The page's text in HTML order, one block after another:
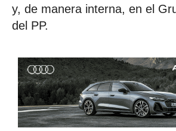
y, de manera interna, en el
del PP.